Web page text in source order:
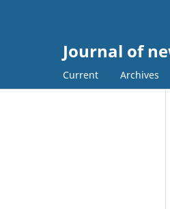
Journal of
Current Archives